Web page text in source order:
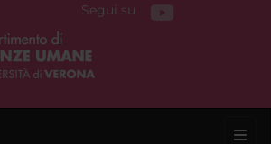
Segui su